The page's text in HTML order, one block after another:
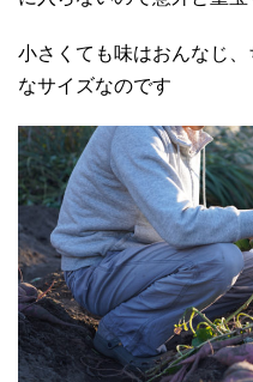
小さくても味はおんなじ
なサイズなのです